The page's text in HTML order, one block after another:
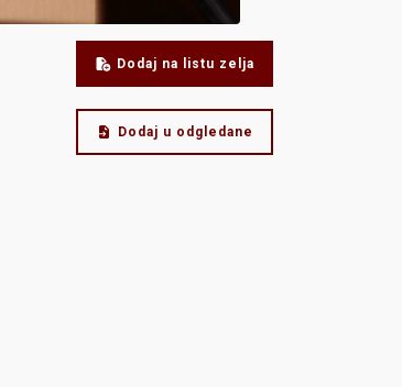
Dodaj na listu zelja
Dodaj u odgledane